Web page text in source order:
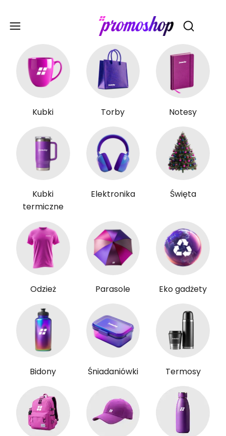
Otwórz
Kubki Torby Notesy
Kubki
termiczne
Elektronika Święta
Odzież Parasole Eko gadżety
Bidony Śniadaniówki Termosy